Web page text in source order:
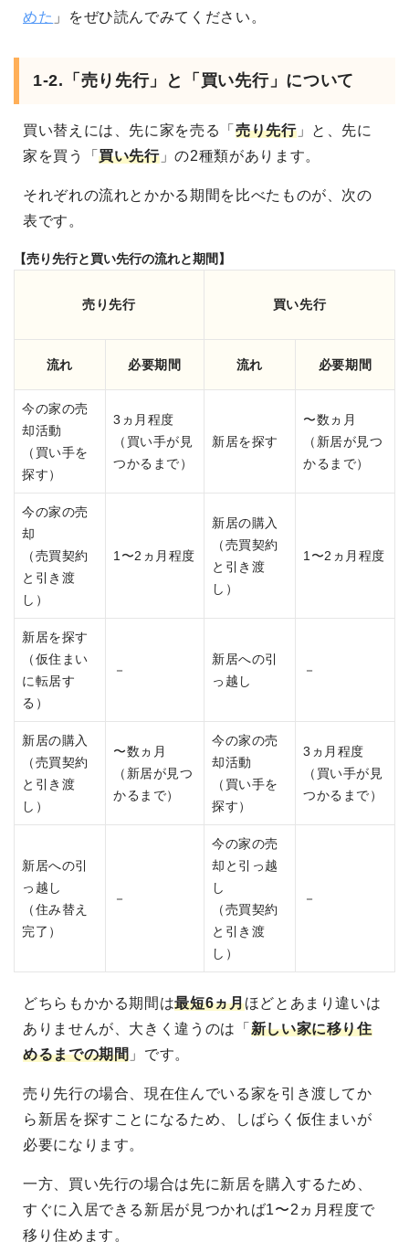
めた 」をぜひ読んでみてください。
1-2.「売り先行」と「買い先行」について
買い替えには、先に家を売る「 売り先行」と、先に
家を買う「買い先行」の2種類があります。
それぞれの流れとかかる期間を比べたものが、次の
表です。
【売り先行と買い先行の流れと期間】
売り先行 買い先行
流れ 必要期間 流れ 必要期間
今の家の売
却活動
（買い手を
探す）
3ヵ月程度
（買い手が見
つかるまで）
新居を探す
〜数ヵ月
（新居が見つ
かるまで）
今の家の売
却
（売買契約
と引き渡
し）
1〜2ヵ月程度
新居の購入
（売買契約
と引き渡
し）
1〜2ヵ月程度
新居を探す
（仮住まい
に転居す
る）
－
新居への引
っ越し
－
新居の購入
（売買契約
と引き渡
し）
〜数ヵ月
（新居が見つ
かるまで）
今の家の売
却活動
（買い手を
探す）
3ヵ月程度
（買い手が見
つかるまで）
新居への引
っ越し
（住み替え
完了）
－
今の家の売
却と引っ越
し
（売買契約
と引き渡
し）
－
どちらもかかる期間は最短6ヵ月ほどとあまり違いは
ありませんが、大きく違うのは「 新しい家に移り住
めるまでの期間 」です。
売り先行の場合、現在住んでいる家を引き渡してか
ら新居を探すことになるため、しばらく仮住まいが
必要になります。
一方、買い先行の場合は先に新居を購入するため、
すぐに入居できる新居が見つかれば1〜2ヵ月程度で
移り住めます。